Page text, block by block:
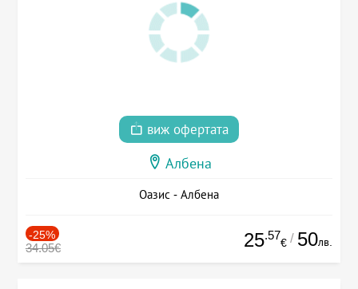
виж офертата
Албена
Оазис - Албена
-25%
34.05€ 25.57
€ / 50лв.